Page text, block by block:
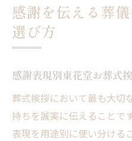
感謝を伝える葬
選び方
感謝表現別東花堂お葬式
葬式挨拶において最も大切
持ちを誠実に伝えることで
表現を用途別に使い分ける